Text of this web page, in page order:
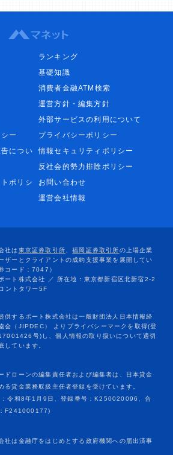
ランキング
基礎知識
消費者金融ATM検索
運営方針・編集方針
外部サービスの利用について
ー
プライバシーポリシー
につい
情報セキュリティポリシー
反社会的勢力排除ポリシー
ポリシ
お問い合わせ
運営会社情報
ドローンの編集責任者および編集者は、日本貸金
る貸金業務取扱主任者登録を受けています。
：令和8年1月9日、登録番号：K250020096、合
F241000177)
社は金融庁をはじめとする政府機関への届出済事